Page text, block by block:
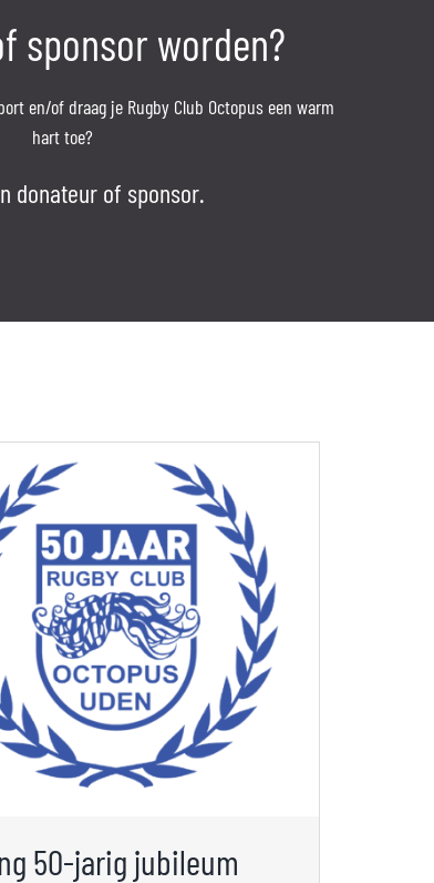
sponsor worden?
en/of draag je Rugby Club Octopus een warm
hart toe?
donateur of sponsor.
50-jarig jubileum